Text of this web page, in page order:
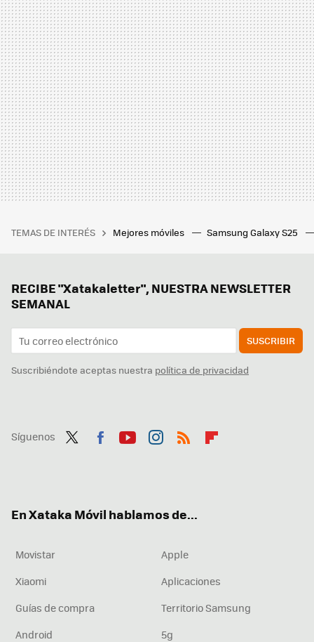
TEMAS DE INTERÉS Mejores móviles Samsung Galaxy S25
RECIBE "Xatakaletter", NUESTRA NEWSLETTER
SEMANAL
SUSCRIBIR
Suscribiéndote aceptas nuestra política de privacidad
Síguenos
En Xataka Móvil hablamos de...
Movistar
Apple
Xiaomi
Aplicaciones
Guías de compra
Territorio Samsung
Android
5g